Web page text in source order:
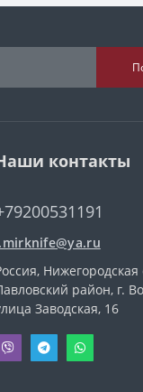
контакты
Нижегородская
район, г.
Заводская, 16